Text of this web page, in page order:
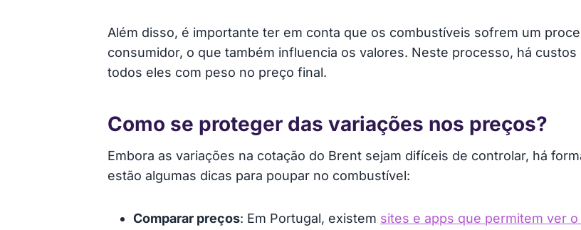
Além disso, é importante ter em conta que os combustíveis sofrem um
consumidor, o que também influencia os valores. Neste processo, há
todos eles com peso no preço final.
Como se proteger das variações nos preços?
Embora as variações na cotação do Brent sejam difíceis de controlar, há
estão algumas dicas para poupar no combustível:
Comparar preços: Em Portugal, existem sites e apps que permitem ver